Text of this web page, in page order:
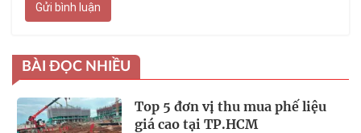
Gửi bình luận
BÀI ĐỌC NHIỀU
Top 5 đơn vị thu mua phế liệu
giá cao tại TP.HCM